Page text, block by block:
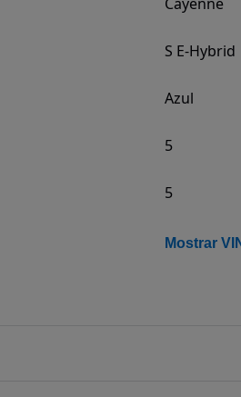
S E-Hybrid
Azul
5
5
Mostrar